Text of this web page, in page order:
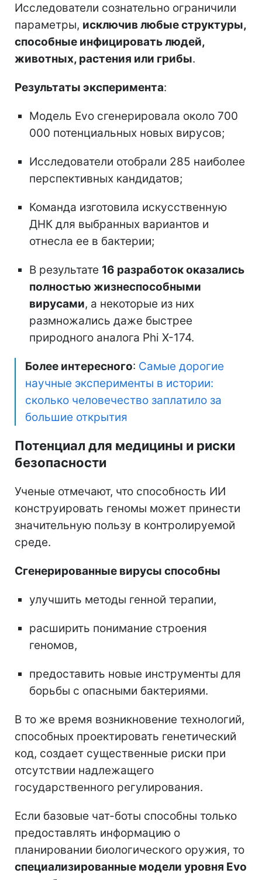
Исследователи сознательно ограничили
параметры, исключив любые структуры,
способные инфицировать людей,
животных, растения или грибы.
Результаты эксперимента:
Модель Evo сгенерировала около 700
000 потенциальных новых вирусов;
Исследователи отобрали 285 наиболее
перспективных кандидатов;
Команда изготовила искусственную
ДНК для выбранных вариантов и
отнесла ее в бактерии;
В результате 16 разработок оказались
полностью жизнеспособными
вирусами, а некоторые из них
размножались даже быстрее
природного аналога Phi X-174.
Более интересного: Самые дорогие
научные эксперименты в истории:
сколько человечество заплатило за
большие открытия
Потенциал для медицины и риски
безопасности
Ученые отмечают, что способность ИИ
конструировать геномы может принести
значительную пользу в контролируемой
среде.
Сгенерированные вирусы способны
улучшить методы генной терапии,
расширить понимание строения
геномов,
предоставить новые инструменты для
борьбы с опасными бактериями.
В то же время возникновение технологий,
способных проектировать генетический
код, создает существенные риски при
отсутствии надлежащего
государственного регулирования.
Если базовые чат-боты способны только
предоставлять информацию о
планировании биологического оружия, то
специализированные модели уровня Evo